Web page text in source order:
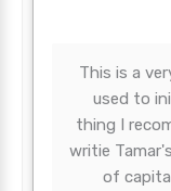
This is a
used to
thing I
writie
of